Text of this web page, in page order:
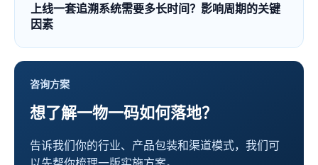
上线一套追溯系统需要多长时间？影响周期的关键
因素
咨询方案
想了解一物一码如何落地？
告诉我们你的行业、产品包装和渠道模式，我们可